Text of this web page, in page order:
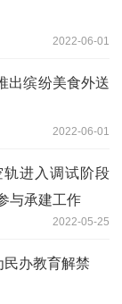
2022-06-01
出缤纷美食外送
2022-06-01
进入调试阶段
与承建工作
2022-05-25
民办教育解禁